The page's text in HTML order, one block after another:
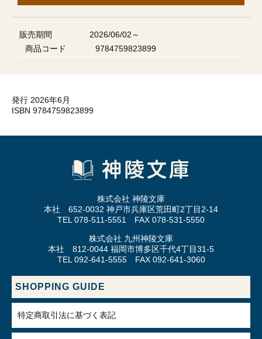
販売期間
2026/06/02～
商品コード
9784759823899
発行 2026年6月
ISBN 9784759823899
株式会社 神陵文庫
本社 652-0032 神戸市兵庫区荒田町2丁目2-14
TEL 078-511-5551 FAX 078-531-5550
株式会社 九州神陵文庫
本社 812-0044 福岡市博多区千代4丁目31-5
TEL 092-641-5555 FAX 092-641-3060
SHOPPING GUIDE
特定商取引法に基づく表記